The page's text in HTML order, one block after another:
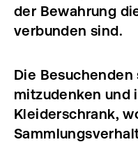
der Bewahrung
verbunden sind.
Die
mitzudenken und
Kleiderschrank,